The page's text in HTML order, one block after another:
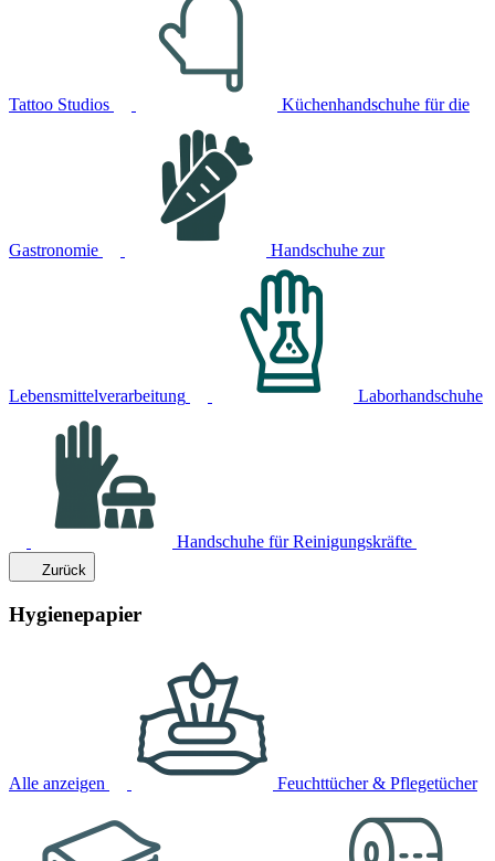
Tattoo Studios Küchenhandschuhe für die
Gastronomie Handschuhe zur
Lebensmittelverarbeitung Laborhandschuhe
Handschuhe für Reinigungskräfte
Zurück
Hygienepapier
Alle anzeigen Feuchttücher & Pflegetücher